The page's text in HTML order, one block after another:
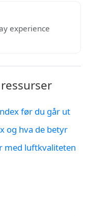
experience
før du går ut
og hva de betyr
med luftkvaliteten